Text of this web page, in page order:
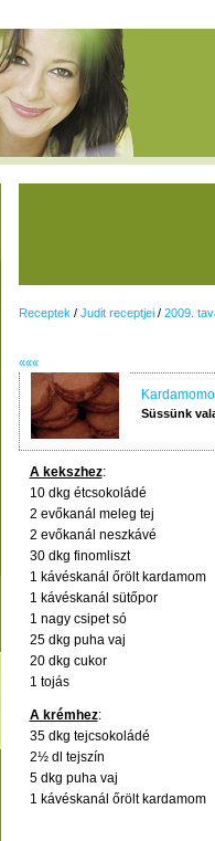
Receptek / Judit receptjei/ 2009.
«««
Süssünk
A kekszhez:
10 dkg étcsokoládé
2 evőkanál meleg tej
2 evőkanál neszkávé
30 dkg finomliszt
1 kávéskanál őrölt kardamom
1 kávéskanál sütőpor
1 nagy csipet só
25 dkg puha vaj
20 dkg cukor
1 tojás
A krémhez:
35 dkg tejcsokoládé
2½ dl tejszín
5 dkg puha vaj
1 kávéskanál őrölt kardamom